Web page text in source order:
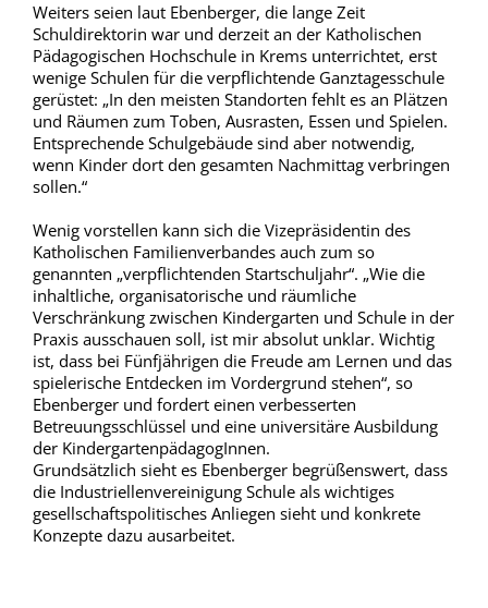
Weiters seien laut Ebenberger, die lange Zeit
Schuldirektorin war und derzeit an der Katholischen
Pädagogischen Hochschule in Krems unterrichtet, erst
wenige Schulen für die verpflichtende Ganztagesschule
gerüstet: „In den meisten Standorten fehlt es an Plätzen
und Räumen zum Toben, Ausrasten, Essen und Spielen.
Entsprechende Schulgebäude sind aber notwendig,
wenn Kinder dort den gesamten Nachmittag verbringen
sollen.“
Wenig vorstellen kann sich die Vizepräsidentin des
Katholischen Familienverbandes auch zum so
genannten „verpflichtenden Startschuljahr“. „Wie die
inhaltliche, organisatorische und räumliche
Verschränkung zwischen Kindergarten und Schule in der
Praxis ausschauen soll, ist mir absolut unklar. Wichtig
ist, dass bei Fünfjährigen die Freude am Lernen und das
spielerische Entdecken im Vordergrund stehen“, so
Ebenberger und fordert einen verbesserten
Betreuungsschlüssel und eine universitäre Ausbildung
der KindergartenpädagogInnen.
Grundsätzlich sieht es Ebenberger begrüßenswert, dass
die Industriellenvereinigung Schule als wichtiges
gesellschaftspolitisches Anliegen sieht und konkrete
Konzepte dazu ausarbeitet.